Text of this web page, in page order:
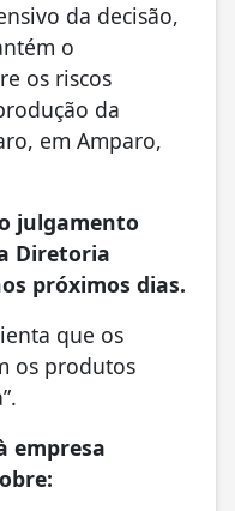
da decisão,
o
os riscos
da
em Amparo,
julgamento
Diretoria
próximos dias.
que os
os produtos
empresa